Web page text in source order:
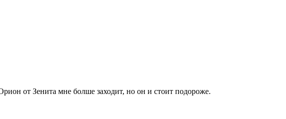
от Зенита мне болше заходит, но он и стоит подороже.